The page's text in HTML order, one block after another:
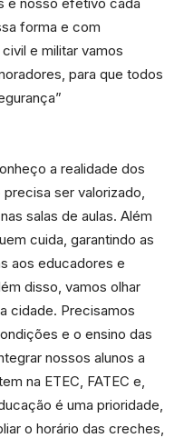
forma e com
e militar vamos
para que todos
a realidade dos
ser valorizado,
salas de aulas. Além
cuida, garantindo as
aos educadores e
disso, vamos olhar
cidade. Precisamos
e o ensino das
nossos alunos a
na ETEC, FATEC e,
é uma prioridade,
o horário das creches,